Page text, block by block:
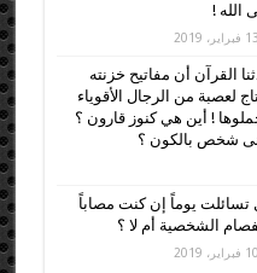
الله !
13 فبراير، 2019
القرآن أن مفاتيح خزنته
لعصبة من الرجال الأقوياء
! أين هي كنوز قارون ؟
شخص بالكون ؟
تسائلت يوماً إن كنت مصاباً
الشخصية أم لا ؟
10 فبراير، 2019